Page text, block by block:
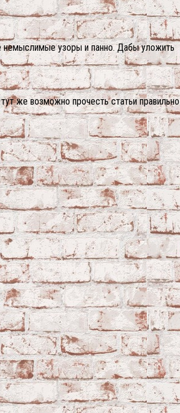
немыслимые узоры и панно. Дабы уложить
же возможно прочесть статьи правильно